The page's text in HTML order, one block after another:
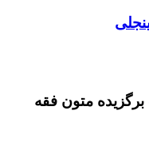
برگزیده متون فقه